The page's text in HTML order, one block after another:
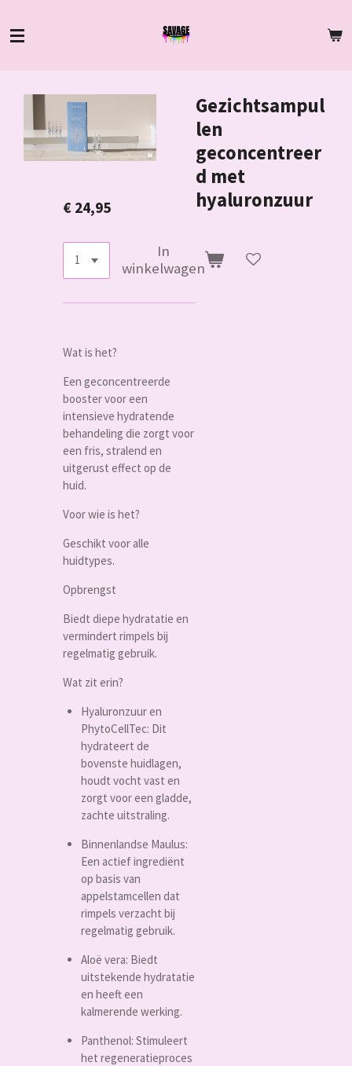
direct
Gezichtsampul
len
geconcentreer
d met
hyaluronzuur
€ 24,95
In
winkelwagen
Wat is het?
Een geconcentreerde
booster voor een
intensieve hydratende
behandeling die zorgt voor
een fris, stralend en
uitgerust effect op de
huid.
Voor wie is het?
Geschikt voor alle
huidtypes.
Opbrengst
Biedt diepe hydratatie en
vermindert rimpels bij
regelmatig gebruik.
Wat zit erin?
Hyaluronzuur en
PhytoCellTec: Dit
hydrateert de
bovenste huidlagen,
houdt vocht vast en
zorgt voor een gladde,
zachte uitstraling.
Binnenlandse Maulus:
Een actief ingrediënt
op basis van
appelstamcellen dat
rimpels verzacht bij
regelmatig gebruik.
Aloë vera: Biedt
uitstekende hydratatie
en heeft een
kalmerende werking.
Panthenol: Stimuleert
het regeneratieproces